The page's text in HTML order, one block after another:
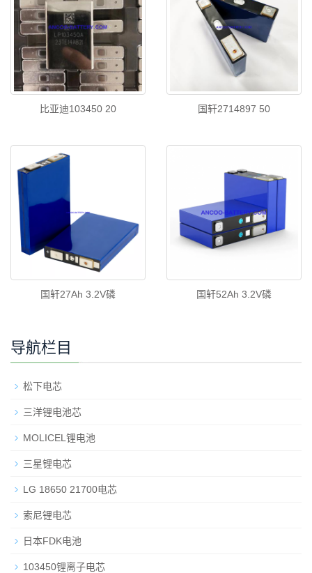
比亚迪103450 20 国轩2714897 50
国轩27Ah 3.2V磷 国轩52Ah 3.2V磷
导航栏目
松下电芯
三洋锂电池芯
MOLICEL锂电池
三星锂电芯
LG 18650 21700电芯
索尼锂电芯
日本FDK电池
103450锂离子电芯